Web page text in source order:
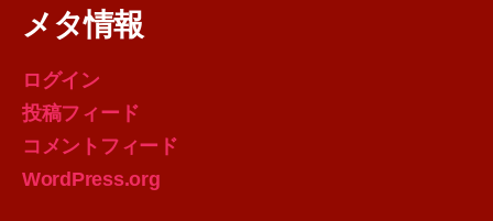
メタ情報
ログイン
投稿フィード
コメントフィード
WordPress.org